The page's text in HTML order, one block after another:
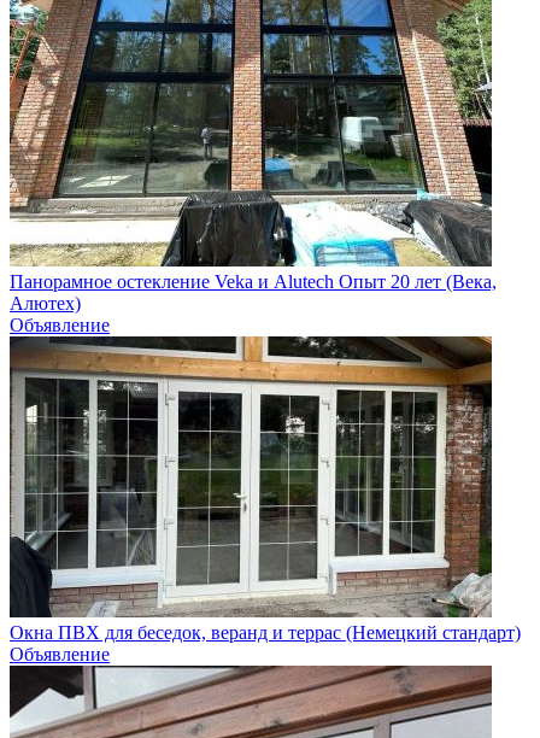
Панорамное остекление Veka и Alutech Опыт 20 лет (Века,
Алютех)
Объявление
Окна ПВХ для беседок, веранд и террас (Немецкий стандарт)
Объявление